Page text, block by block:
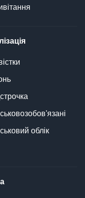
облік